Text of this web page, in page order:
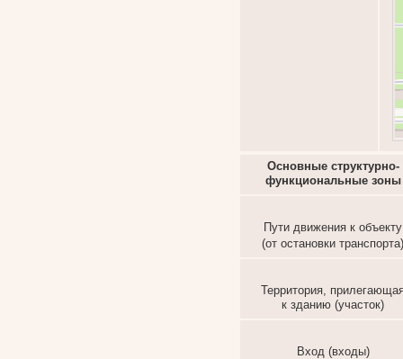
Основные структурно-
функциональные зоны
Пути движения к объекту
(от остановки транспорта)
Территория,
к зданию (участок)
Вход (входы)